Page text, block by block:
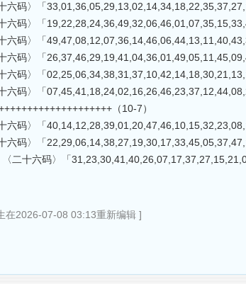
六码〉「
六码〉「
六码〉「
六码〉「
六码〉「
六码〉「
（10-7）
六码〉「
六码〉「
二十六码〉「
在2026-07-08 03:13重新编辑 ]